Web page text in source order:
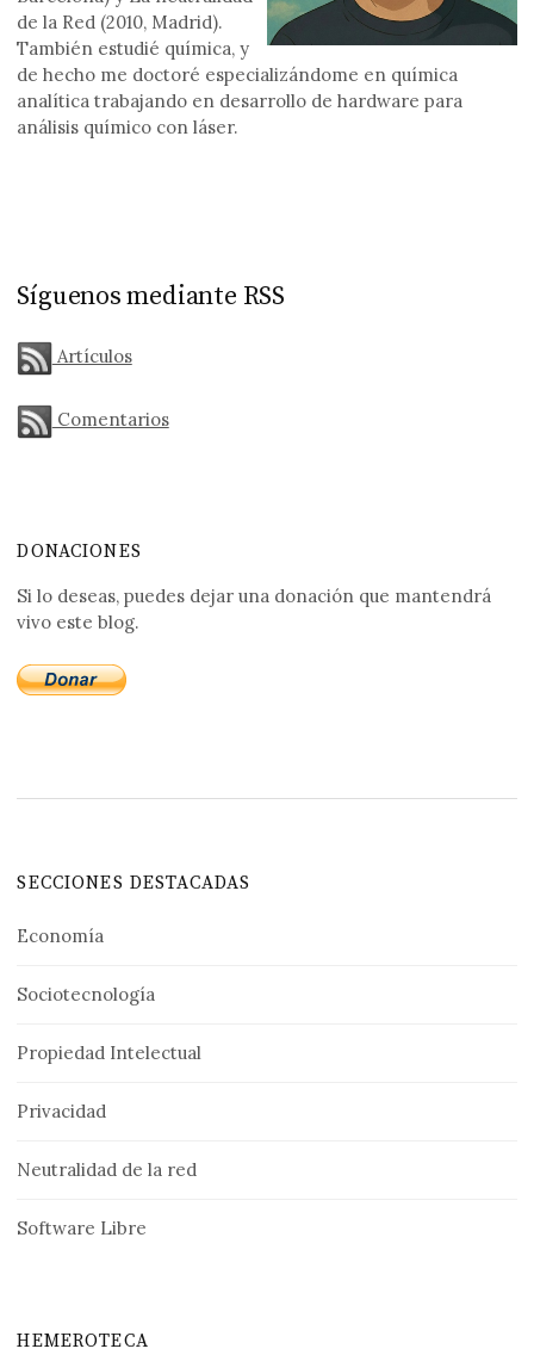
de la Red (2010, Madrid).
También estudié química, y
de hecho me doctoré especializándome en química
analítica trabajando en desarrollo de hardware para
análisis químico con láser.
Síguenos mediante RSS
Artículos
Comentarios
DONACIONES
Si lo deseas, puedes dejar una donación que mantendrá
vivo este blog.
SECCIONES DESTACADAS
Economía
Sociotecnología
Propiedad Intelectual
Privacidad
Neutralidad de la red
Software Libre
HEMEROTECA